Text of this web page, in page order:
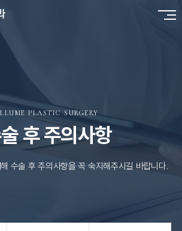
PLASTIC SURGERY
후 주의사항
수술 후 주의사항을 꼭 숙지해주시길 바랍니다.